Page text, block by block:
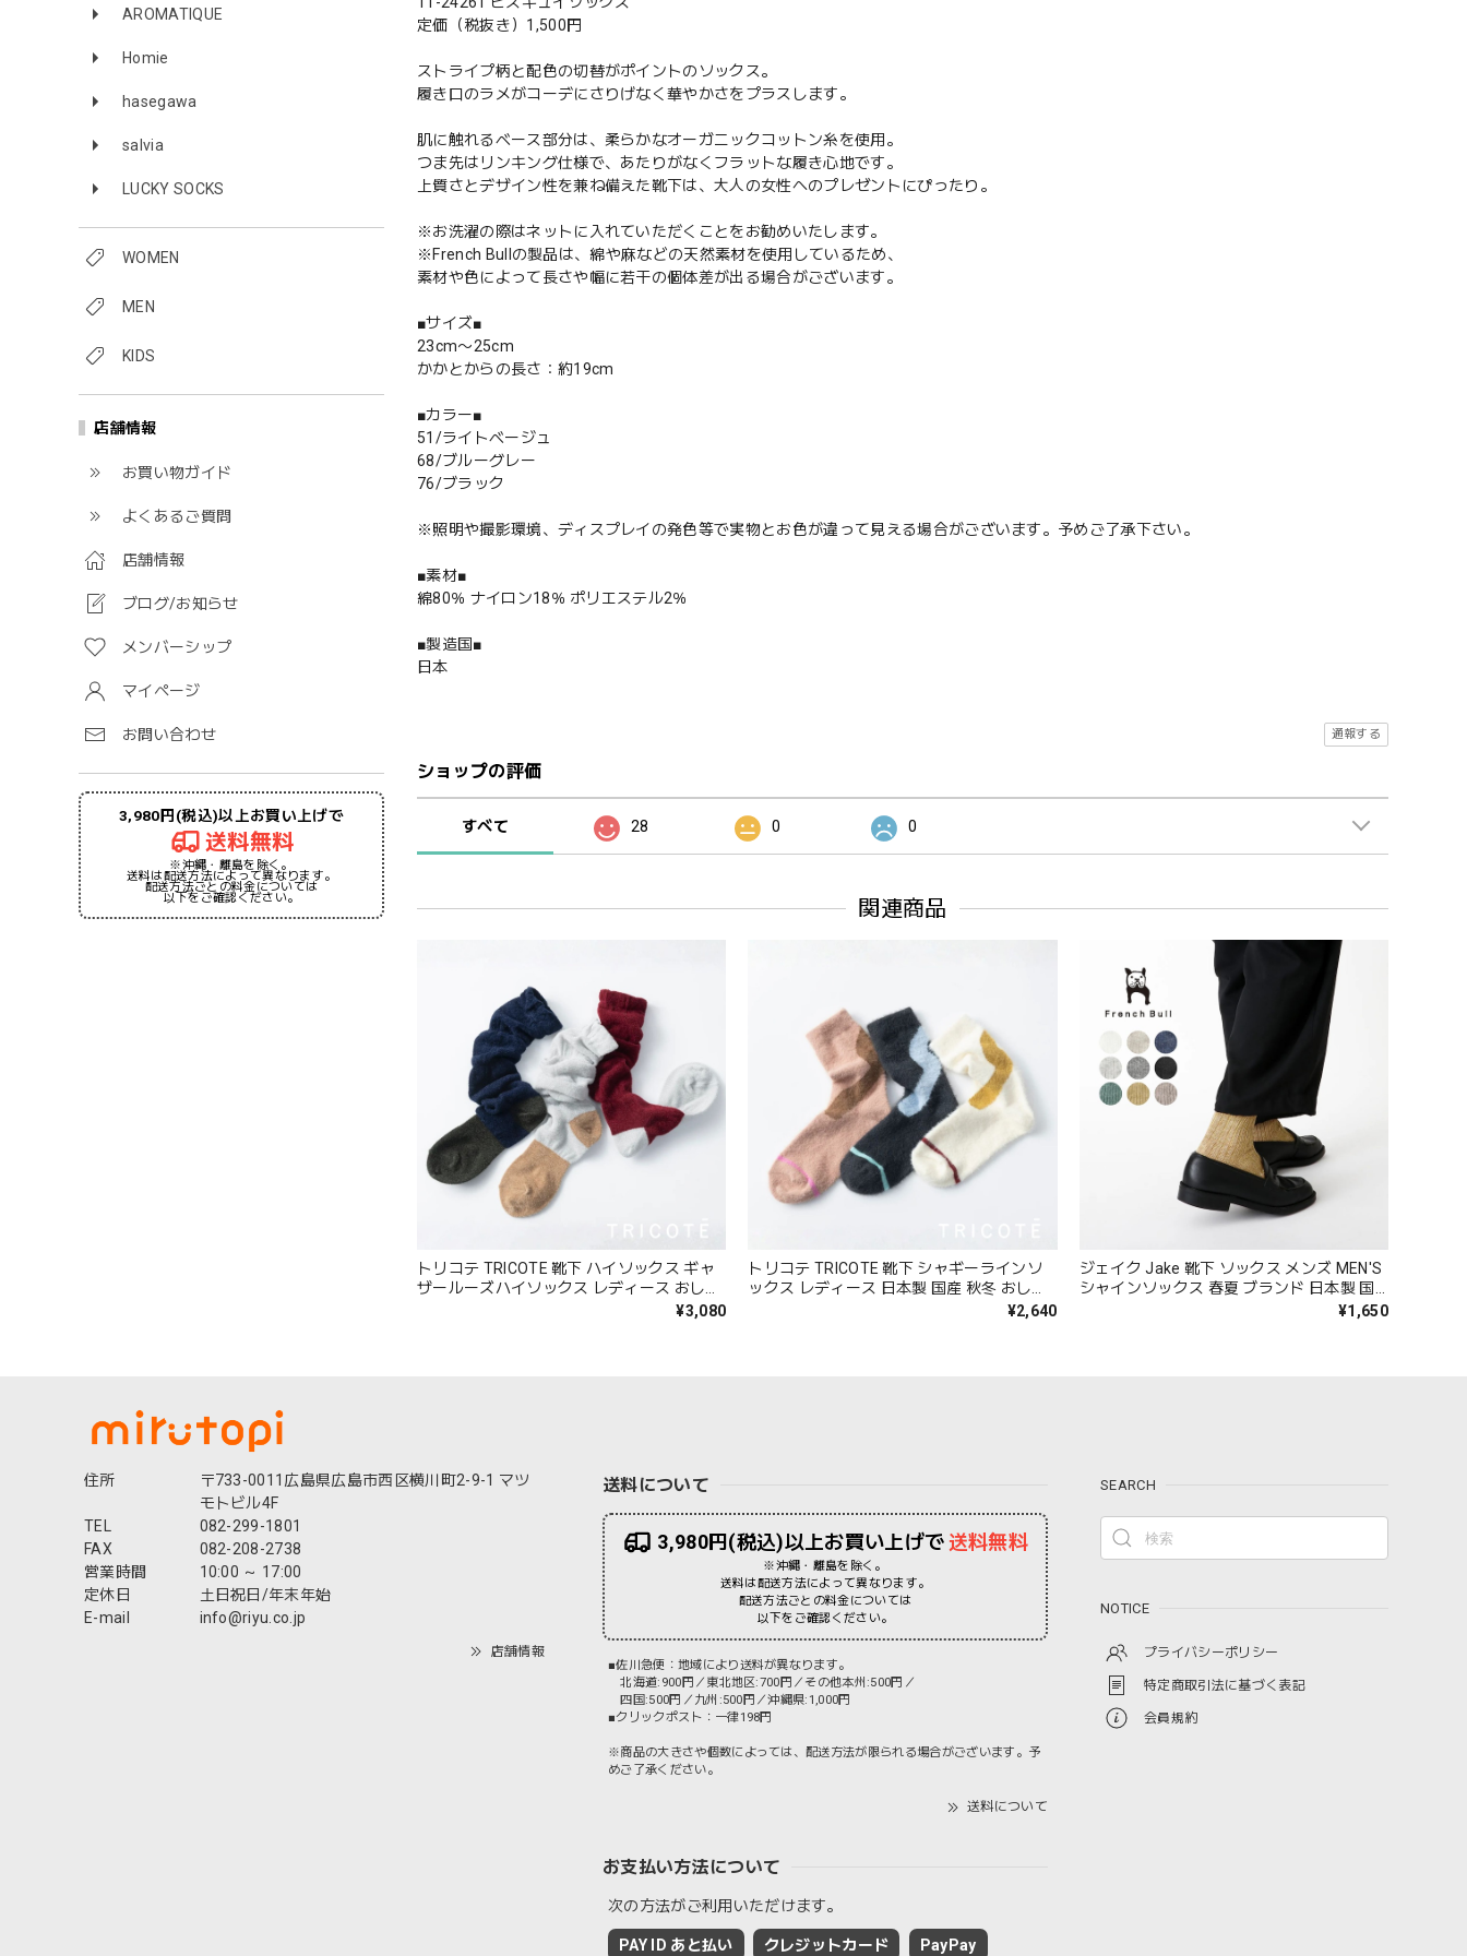
AROMATIQUE
Homie
hasegawa
salvia
LUCKY SOCKS
WOMEN
MEN
KIDS
店舗情報
お買い物ガイド
よくあるご質問
店舗情報
ブログ/お知らせ
メンバーシップ
マイページ
お問い合わせ
3,980円(税込)以上お買い上げで
送料無料
※沖縄・離島を除く。
送料は配送方法によって異なります。
配送方法ごとの料金については
以下をご確認ください。
定価（税抜き）1,500円
ストライプ柄と配色の切替がポイントのソックス。
履き口のラメがコーデにさりげなく華やかさをプラスします。
肌に触れるベース部分は、柔らかなオーガニックコットン糸を使用。
つま先はリンキング仕様で、あたりがなくフラットな履き心地です。
上質さとデザイン性を兼ね備えた靴下は、大人の女性へのプレゼントにぴったり。
※お洗濯の際はネットに入れていただくことをお勧めいたします。
※French Bullの製品は、綿や麻などの天然素材を使用しているため、
素材や色によって長さや幅に若干の個体差が出る場合がございます。
■サイズ■
23cm〜25cm
かかとからの長さ：約19cm
■カラー■
51/ライトベージュ
68/ブルーグレー
76/ブラック
※照明や撮影環境、ディスプレイの発色等で実物とお色が違って見える場合がございます。予めご了承下さい。
■素材■
綿80％ ナイロン18％ ポリエステル2％
■製造国■
日本
通報する
ショップの評価
すべて 28 0 0
関連商品
トリコテ TRICOTE 靴下 ハイソックス ギャ
ザールーズハイソックス レディース おしゃ
れ ゆったり 薄手 もこもこ ブランド 国産 日
¥3,080
トリコテ TRICOTE 靴下 シャギーラインソ
ックス レディース 日本製 国産 秋冬 おしゃ
れ 薄手 ブランド かわいい ギフト プレゼン
¥2,640
ジェイク Jake 靴下 ソックス メンズ MEN'S
シャインソックス 春夏 ブランド 日本製 国
産 リネン 麻 おしゃれ シンプル ギフト プレ
¥1,650
住所
〒733-0011広島県広島市西区横川町2-9-1 マツ
モトビル4F
TEL
082-299-1801
FAX
082-208-2738
営業時間
10:00 ～ 17:00
定休日
土日祝日/年末年始
E-mail
info@riyu.co.jp
店舗情報
送料について
3,980円(税込)以上お買い上げで送料無料
※沖縄・離島を除く。
送料は配送方法によって異なります。
配送方法ごとの料金については
以下をご確認ください。
■佐川急便：地域により送料が異なります。
北海道:900円／東北地区:700円／その他本州:500円／
四国:500円／九州:500円／沖縄県:1,000円
■クリックポスト：一律198円
※商品の大きさや個数によっては、配送方法が限られる場合がございます。予
めご了承ください。
送料について
お支払い方法について
次の方法がご利用いただけます。
PAY ID あと払い クレジットカード PayPay
SEARCH
NOTICE
プライバシーポリシー
特定商取引法に基づく表記
会員規約